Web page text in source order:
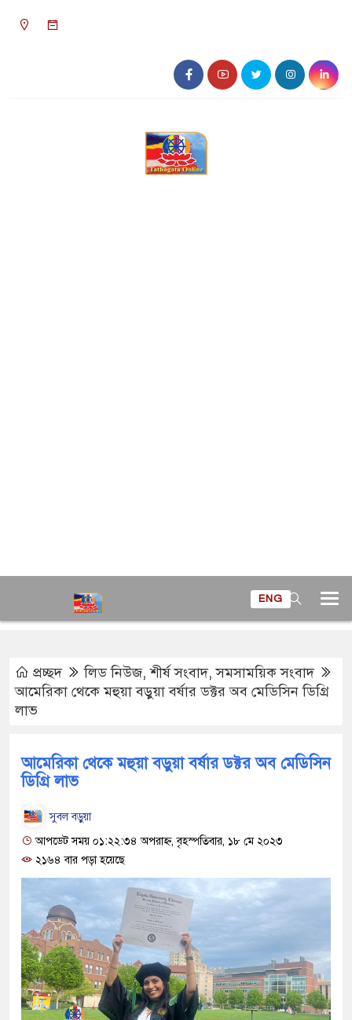
ENG
প্রচ্ছদ লিড নিউজ,শীর্ষ সংবাদ,সমসাময়িক সংবাদ
আমেরিকা থেকে মহুয়া বড়ুয়া বর্ষার ডক্টর অব মেডিসিন ডিগ্রি
লাভ
আমেরিকা থেকে মহুয়া বড়ুয়া বর্ষার ডক্টর অব মেডিসিন
ডিগ্রি লাভ
সুবল বড়ুয়া
আপডেট সময় ০১:২২:৩৪ অপরাহ্ন, বৃহস্পতিবার, ১৮ মে ২০২৩
২১৬৪ বার পড়া হয়েছে